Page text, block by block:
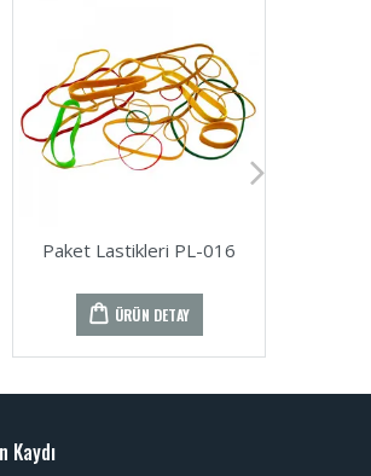
Paket Lastikleri PL-016
ÜRÜN DETAY
Kaydı